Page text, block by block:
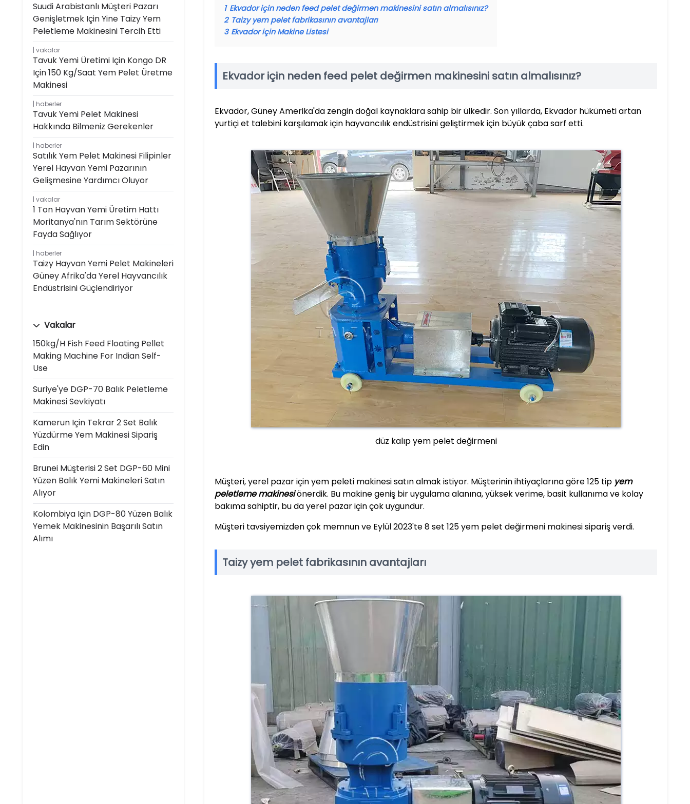
Suudi Arabistanlı Müşteri Pazarı
Genişletmek Için Yine Taizy Yem
Peletleme Makinesini Tercih Etti
vakalar
Tavuk Yemi Üretimi Için Kongo DR
Için 150 Kg/saat Yem Pelet Üretme
Makinesi
haberler
Tavuk Yemi Pelet Makinesi
Hakkında Bilmeniz Gerekenler
haberler
Satılık Yem Pelet Makinesi Filipinler
Yerel Hayvan Yemi Pazarının
Gelişmesine Yardımcı Oluyor
vakalar
1 Ton Hayvan Yemi Üretim Hattı
Moritanya'nın Tarım Sektörüne
Fayda Sağlıyor
haberler
Taizy Hayvan Yemi Pelet Makineleri
Güney Afrika'da Yerel Hayvancılık
Endüstrisini Güçlendiriyor
Vakalar
150kg/h Fish Feed Floating Pellet
Making Machine For Indian Self-
Use
Suriye'ye DGP-70 Balık Peletleme
Makinesi Sevkiyatı
Kamerun Için Tekrar 2 Set Balık
Yüzdürme Yem Makinesi Sipariş
Edin
Brunei Müşterisi 2 Set DGP-60 Mini
Yüzen Balık Yemi Makineleri Satın
Alıyor
Kolombiya Için DGP-80 Yüzen Balık
Yemek Makinesinin Başarılı Satın
Alımı
1 Ekvador için neden feed pelet değirmen makinesini satın almalısınız?
2 Taizy yem pelet fabrikasının avantajları
3 Ekvador için Makine Listesi
Ekvador için neden feed pelet değirmen makinesini satın almalısınız?
Ekvador, Güney Amerika'da zengin doğal kaynaklara sahip bir ülkedir. Son yıllarda, Ekvador hükümeti artan
yurtiçi et talebini karşılamak için hayvancılık endüstrisini geliştirmek için büyük çaba sarf etti.
düz kalıp yem pelet değirmeni
Müşteri, yerel pazar için yem peleti makinesi satın almak istiyor. Müşterinin ihtiyaçlarına göre 125 tip yem
peletleme makinesiönerdik. Bu makine geniş bir uygulama alanına, yüksek verime, basit kullanıma ve kolay
bakıma sahiptir, bu da yerel pazar için çok uygundur.
Müşteri tavsiyemizden çok memnun ve Eylül 2023'te 8 set 125 yem pelet değirmeni makinesi sipariş verdi.
Taizy yem pelet fabrikasının avantajları